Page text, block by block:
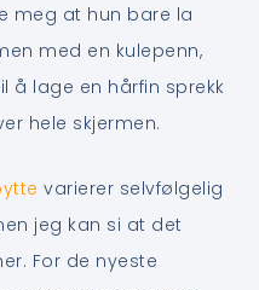
meg at hun bare la
med en kulepenn,
å lage en hårfin sprekk
hele skjermen.
varierer selvfølgelig
jeg kan si at det
For de nyeste